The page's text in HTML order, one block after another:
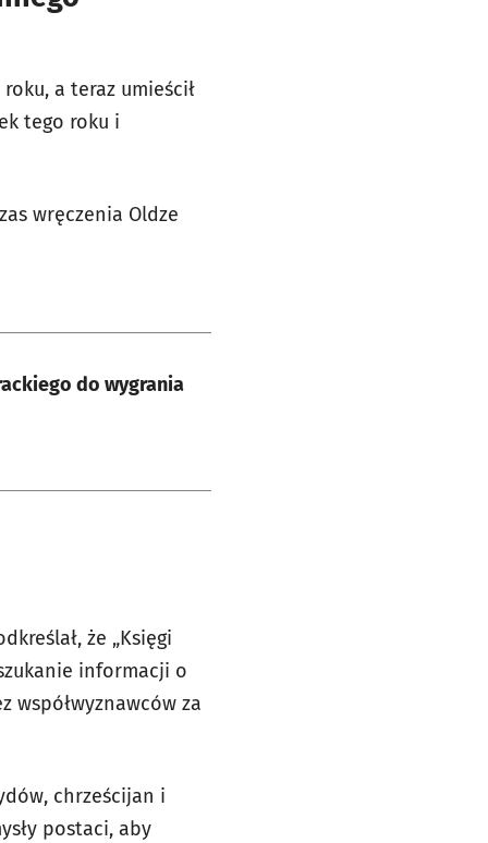
a teraz umieścił
tego roku i
wręczenia Oldze
do wygrania
że „Księgi
informacji o
współwyznawców za
chrześcijan i
postaci, aby